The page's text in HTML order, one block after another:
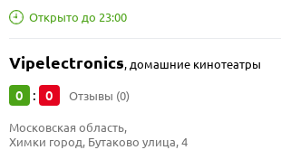
Открыто до 23:00
Vipelectronics, домашние кинотеатры
0 : 0 Отзывы (0)
Московская область,
Химки город, Бутаково улица, 4